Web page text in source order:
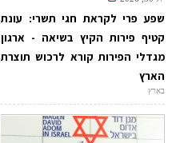
שפע פרי לקראת חגי תשרי: עונת
קטיף פירות הקיץ בשיאה - ארגון
מגדלי הפירות קורא לרכוש תוצרת
הארץ
בארץ